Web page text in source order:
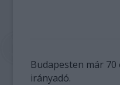
Budapesten már
irányadó.